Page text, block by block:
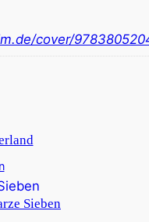
cover/
Sieben